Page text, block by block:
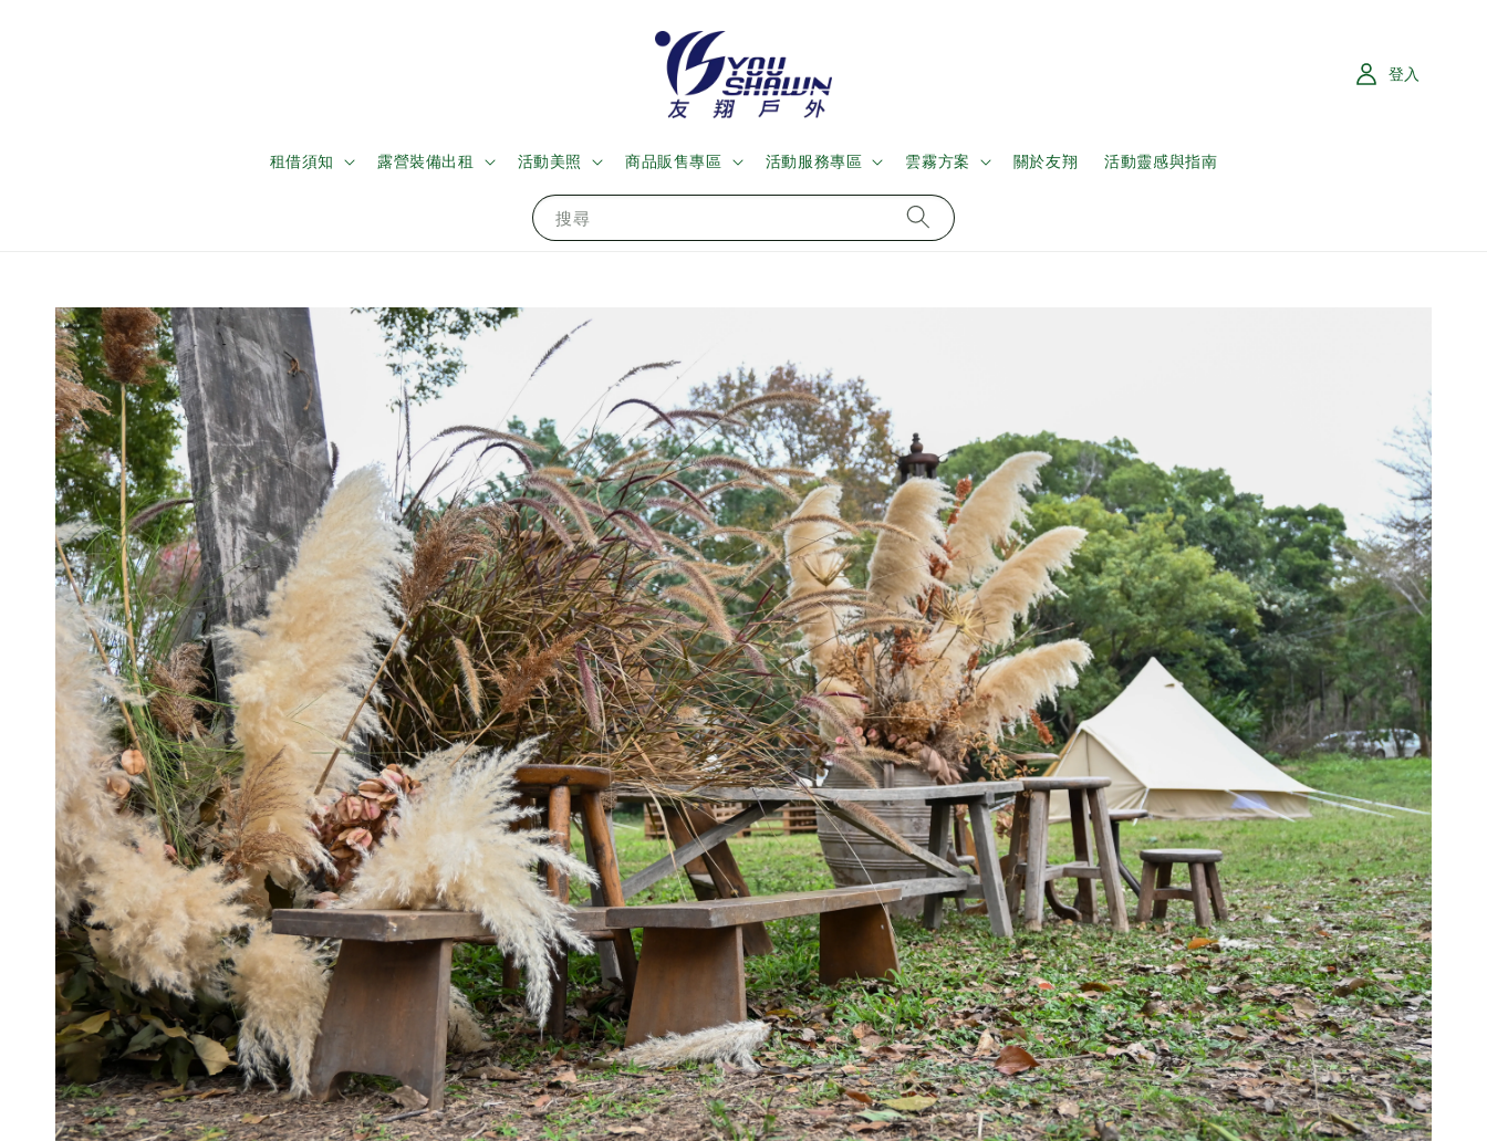
搜尋
租借須知 露營裝備出租 活動美照 商品販售專區 活動服務專區 雲霧方案 關於友翔 活動靈感與指南
登入